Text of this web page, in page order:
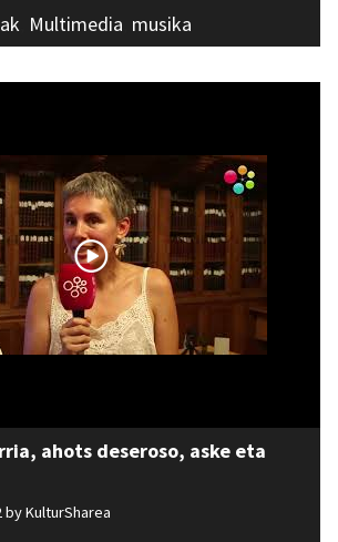
Multimedia musika
ahots deseroso, aske eta
byKulturSharea